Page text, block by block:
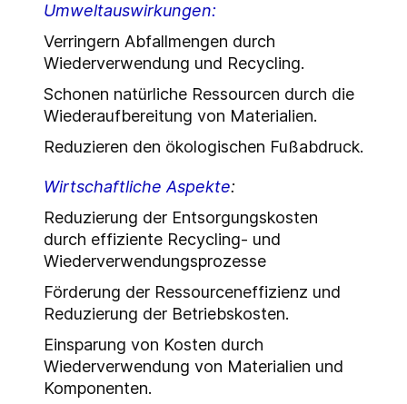
Umweltauswirkungen:
Verringern Abfallmengen durch
Wiederverwendung und Recycling.
Schonen natürliche Ressourcen durch die
Wiederaufbereitung von Materialien.
Reduzieren den ökologischen Fußabdruck.
Wirtschaftliche Aspekte:
Reduzierung der Entsorgungskosten
durch effiziente Recycling- und
Wiederverwendungsprozesse
Förderung der Ressourceneffizienz und
Reduzierung der Betriebskosten.
Einsparung von Kosten durch
Wiederverwendung von Materialien und
Komponenten.